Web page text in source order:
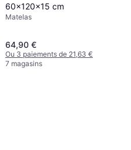
60x120x15 cm
Matelas
64,90 €
Ou 3 paiements de 21,63 €
7 magasins